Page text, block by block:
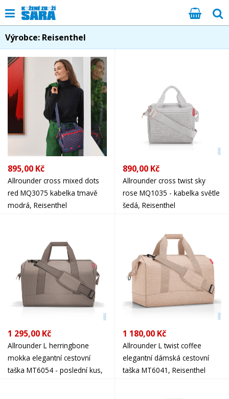
Výrobce: Reisenthel
895,00 Kč
Allrounder cross mixed dots
red MQ3075 kabelka tmavě
modrá, Reisenthel
890,00 Kč
Allrounder cross twist sky
rose MQ1035 - kabelka světle
šedá, Reisenthel
1 295,00 Kč
Allrounder L herringbone
mokka elegantní cestovní
taška MT6054 - poslední kus,
1 180,00 Kč
Allrounder L twist coffee
elegantní dámská cestovní
taška MT6041, Reisenthel